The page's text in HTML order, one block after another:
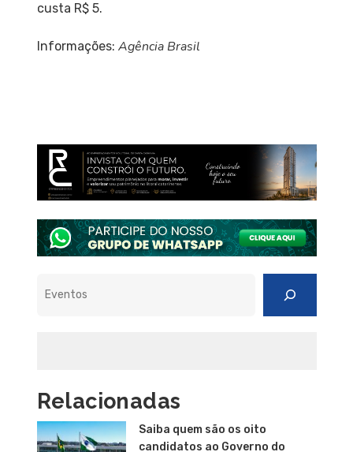
custa R$ 5.
Informações: Agência Brasil
Relacionadas
Saiba quem são os oito
candidatos ao Governo do